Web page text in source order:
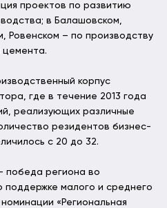
проектов по развитию
в Балашовском,
Ровенском – по производству
цемента.
корпус
где в течение 2013 года
реализующих различные
резидентов бизнес-
с 20 до 32.
победа региона во
поддержке малого и среднего
«Региональная